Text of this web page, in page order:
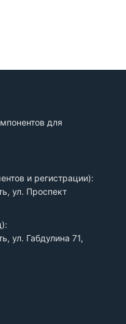
для
и регистрации):
ул. Проспект
ул. Габдулина 71,